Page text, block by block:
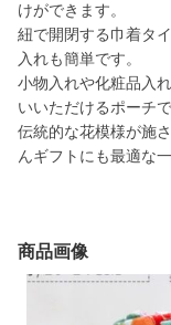
けができます。
紐で開閉する巾着タ
入れも簡単です。
小物入れや化粧品入
いいただけるポーチで
伝統的な花模様が施
んギフトにも最適な一
商品画像